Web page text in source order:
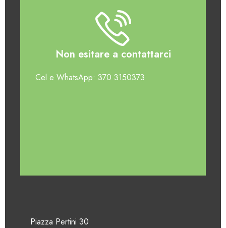
Non esitare a contattarci
Cel e WhatsApp: 370 3150373
Piazza Pertini 30